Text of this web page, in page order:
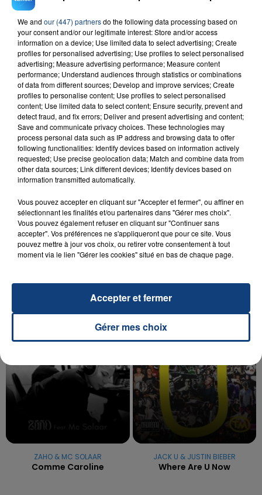
23 juillet 2026
INCENDIE MORTEL À LENS : UNE FEMME ET
SON BÉBÉ ENTRE LA VIE ET LA...
Un homme s'est immolé par le feu après avoir
aspergé sa compagne et leur bébé de trois mois
d'un liquide inflammable.
20 juillet 2026
UNE ADOLESCENTE DEVANT SE FAIRE
OPÉRER DE LA CHEVILLE RESSORT DE LA...
La famille a porté plainte contre la clinique qui a
TITRES DIFFUSÉS
ZAHO & MC SOLAAR
Comme Caroline
JACK U & JUSTIN BIEBER
Where Are U Now
We and our (447) partnersdo the following data processing based on
your consent and/or our legitimate interest: Store and/or access
information on a device; Use limited data to select advertising; Create
profiles for personalised advertising; Use profiles to select personalised
advertising; Measure advertising performance; Measure content
performance; Understand audiences through statistics or combinations
of data from different sources; Develop and improve services; Create
profiles to personalise content; Use profiles to select personalised
content; Use limited data to select content; Ensure security, prevent and
detect fraud, and fix errors; Deliver and present advertising and content;
Save and communicate privacy choices. These technologies may
process personal data such as IP address and browsing data to offer
following functionalities: Identify devices based on information actively
requested; Use precise geolocation data; Match and combine data from
other data sources; Link different devices; Identify devices based on
information transmitted automatically.
Vous pouvez accepter en cliquant sur "Accepter et fermer", ou affiner en
sélectionnant les finalités et/ou partenaires dans "Gérer mes choix".
Vous pouvez également refuser en cliquant sur "Continuer sans
accepter". Vos préférences ne s'appliqueront que pour ce site. Vous
pouvez mettre à jour vos choix, ou retirer votre consentement à tout
moment via le lien "Gérer les cookies" situé en bas de chaque page.
Gérer mes choix
Accepter et fermer